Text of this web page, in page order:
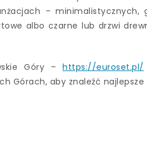
– minimalistycznych,
albo czarne lub drzwi
Góry –https://euroset.pl/
Górach, aby znaleźć